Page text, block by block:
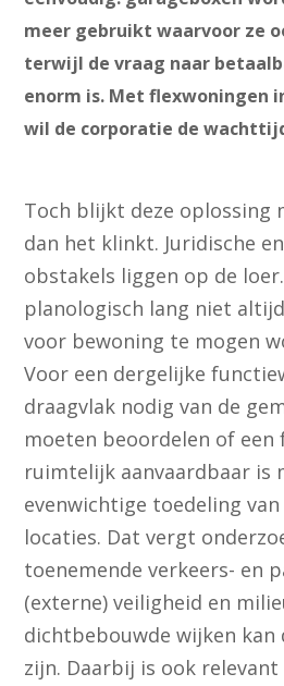
meer gebruikt waarvoor ze
terwijl de vraag naar
enorm is. Met flexwoningen
wil de corporatie de
Toch blijkt deze oplossing
dan het klinkt. Juridische
obstakels liggen op de
planologisch lang niet
voor bewoning te mogen
Voor een dergelijke
draagvlak nodig van de
moeten beoordelen of
ruimtelijk aanvaardbaar is
evenwichtige toedeling
locaties. Dat vergt
toenemende verkeers- en
(externe) veiligheid en
dichtbebouwde wijken kan
zijn. Daarbij is ook relevant